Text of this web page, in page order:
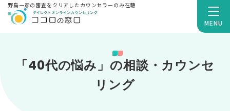
MENU
野島一彦の審査をクリアしたカウンセラーのみ在籍
「40代の悩み」の相談・カウンセ
リング